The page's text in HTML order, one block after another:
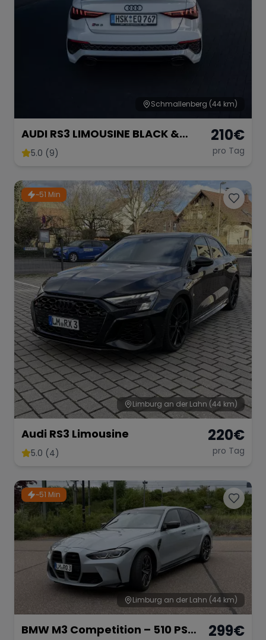
Schmallenberg (44 km)
AUDI RS3 LIMOUSINE BLACK &
WHITE EDITION
5.0 (9)
210€
pro Tag
~51 Min
Limburg an der Lahn (44 km)
Audi RS3 Limousine
5.0 (4)
220€
pro Tag
~51 Min
Limburg an der Lahn (44 km)
BMW M3 Competition – 510 PS
299€